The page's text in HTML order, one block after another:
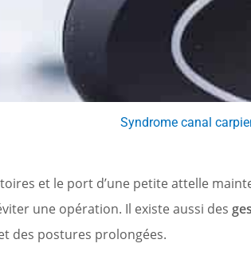
Syndrome canal
et le port d’une petite attelle
une opération. Il existe aussi des
des postures prolongées.